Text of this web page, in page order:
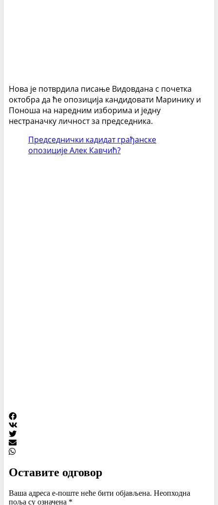
Нова је потврдила писање Видовдана с почетка
октобра да ће опозиција кандидовати Маринику и
Поноша на наредним изборима и једну
нестраначку личност за председника.
Председнички кадидат грађанске
опозиције Алек Кавчић?
Оставите одговор
Ваша адреса е-поште неће бити објављена. Неопходна
поља су означена *